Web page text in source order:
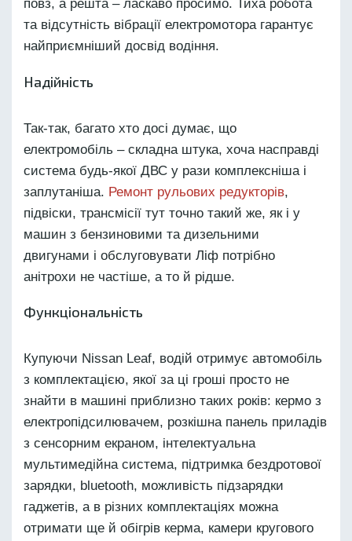
повз, а решта – ласкаво просимо. Тиха робота
та відсутність вібрації електромотора гарантує
найприємніший досвід водіння.
Надійність
Так-так, багато хто досі думає, що
електромобіль – складна штука, хоча насправді
система будь-якої ДВС у рази комплексніша і
заплутаніша. Ремонт рульових редукторів,
підвіски, трансмісії тут точно такий же, як і у
машин з бензиновими та дизельними
двигунами і обслуговувати Ліф потрібно
анітрохи не частіше, а то й рідше.
Функціональність
Купуючи Nissan Leaf, водій отримує автомобіль
з комплектацією, якої за ці гроші просто не
знайти в машині приблизно таких років: кермо з
електропідсилювачем, розкішна панель приладів
з сенсорним екраном, інтелектуальна
мультимедійна система, підтримка бездротової
зарядки, bluetooth, можливість підзарядки
гаджетів, а в різних комплектаціях можна
отримати ще й обігрів керма, камери кругового